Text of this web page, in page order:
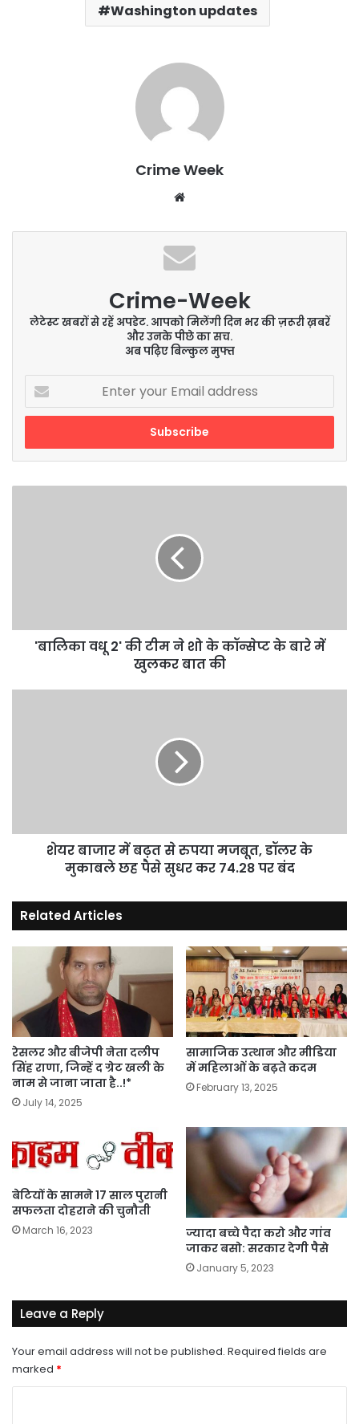
Washington updates
Crime Week
Crime-Week
लेटेस्ट खबरों से रहें अपडेट. आपको मिलेंगी दिन भर की ज़रूरी ख़बरें
और उनके पीछे का सच.
अब पढ़िए बिल्कुल मुफ्त
your
Email
कॉन्सेप्ट
'बालिका वधू 2' की टीम ने शो के कॉन्सेप्ट के बारे में
खुलकर बात की
के
मुकाबले
सुधर
कर
74.28
पर
शेयर बाजार में बढ़त से रुपया मजबूत, डॉलर के
मुकाबले छह पैसे सुधर कर 74.28 पर बंद
Related Articles
रेसलर और बीजेपी नेता दलीप
सिंह राणा, जिन्हें द ग्रेट खली के
नाम से जाना जाता है..!*
July 14, 2025
सामाजिक उत्थान और मीडिया
में महिलाओं के बढ़ते कदम
February 13, 2025
बेटियों के सामने 17 साल पुरानी
सफलता दोहराने की चुनौती
March 16, 2023
ज्यादा बच्चे पैदा करो और गांव
जाकर बसो: सरकार देगी पैसे
January 5, 2023
Leave a Reply
Your email address will not be published. Required fields are
marked *